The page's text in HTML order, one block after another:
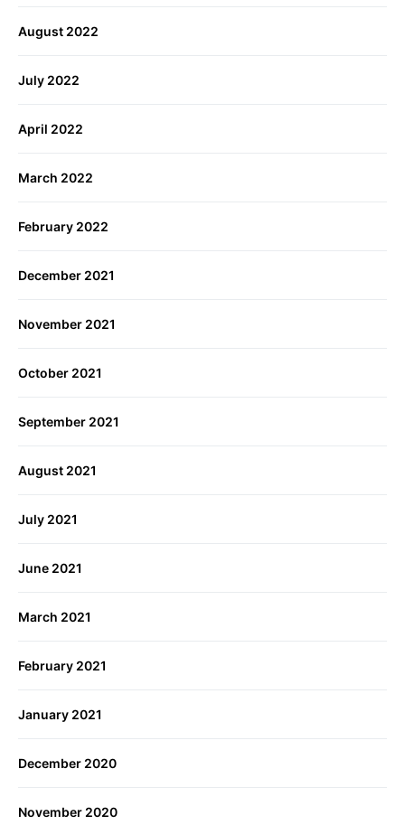
August 2022
July 2022
April 2022
March 2022
February 2022
December 2021
November 2021
October 2021
September 2021
August 2021
July 2021
June 2021
March 2021
February 2021
January 2021
December 2020
November 2020